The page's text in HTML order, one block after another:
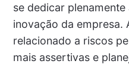
se dedicar
inovação da empresa.
relacionado a riscos
mais assertivas e